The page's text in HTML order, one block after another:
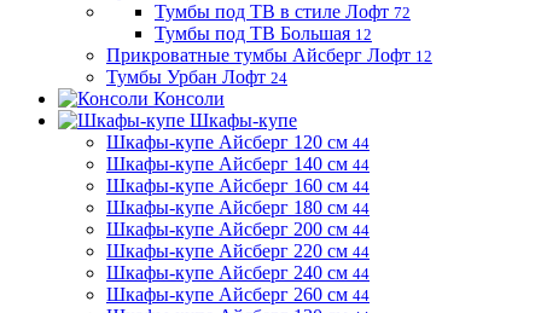
Тумбы под ТВ в стиле Лофт 72
Тумбы под ТВ Большая 12
Прикроватные тумбы Айсберг Лофт 12
Тумбы Урбан Лофт 24
Консоли
Шкафы-купе
Шкафы-купе Айсберг 120 см 44
Шкафы-купе Айсберг 140 см 44
Шкафы-купе Айсберг 160 см 44
Шкафы-купе Айсберг 180 см 44
Шкафы-купе Айсберг 200 см 44
Шкафы-купе Айсберг 220 см 44
Шкафы-купе Айсберг 240 см 44
Шкафы-купе Айсберг 260 см 44